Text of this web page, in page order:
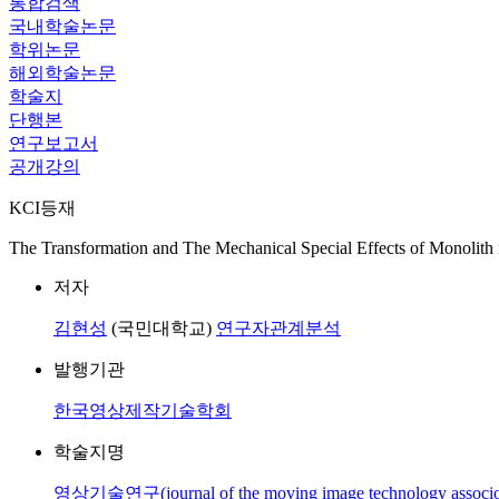
국내학술논문
학위논문
해외학술논문
학술지
단행본
연구보고서
공개강의
KCI등재
The Transformation and The Mechanical Special Effects of
저자
김현성 (국민대학교) 연구자관계분석
발행기관
한국영상제작기술학회
학술지명
영상기술연구(journal of the moving image technology